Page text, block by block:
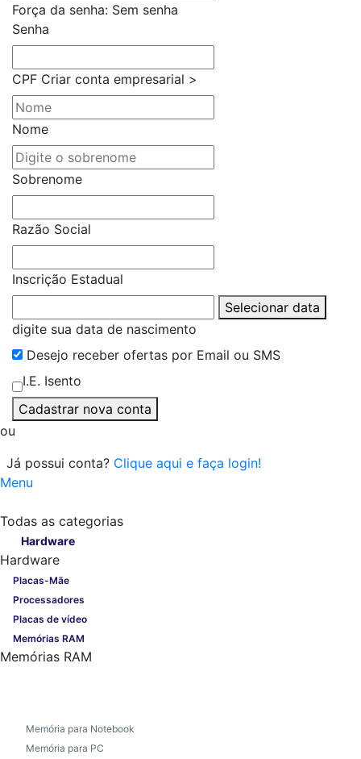
Força da senha: Sem senha
Senha
CPF Criar conta empresarial >
Nome
Sobrenome
Razão Social
Inscrição Estadual
Selecionar data
digite sua data de nascimento
Desejo receber ofertas por Email ou SMS
I.E. Isento
Cadastrar nova conta
ou
Já possui conta? Clique aqui e faça login!
Menu
Todas as categorias
Hardware
Hardware
Placas-Mãe
Processadores
Placas de vídeo
Memórias RAM
Memórias RAM
Memória para Notebook
Memória para PC